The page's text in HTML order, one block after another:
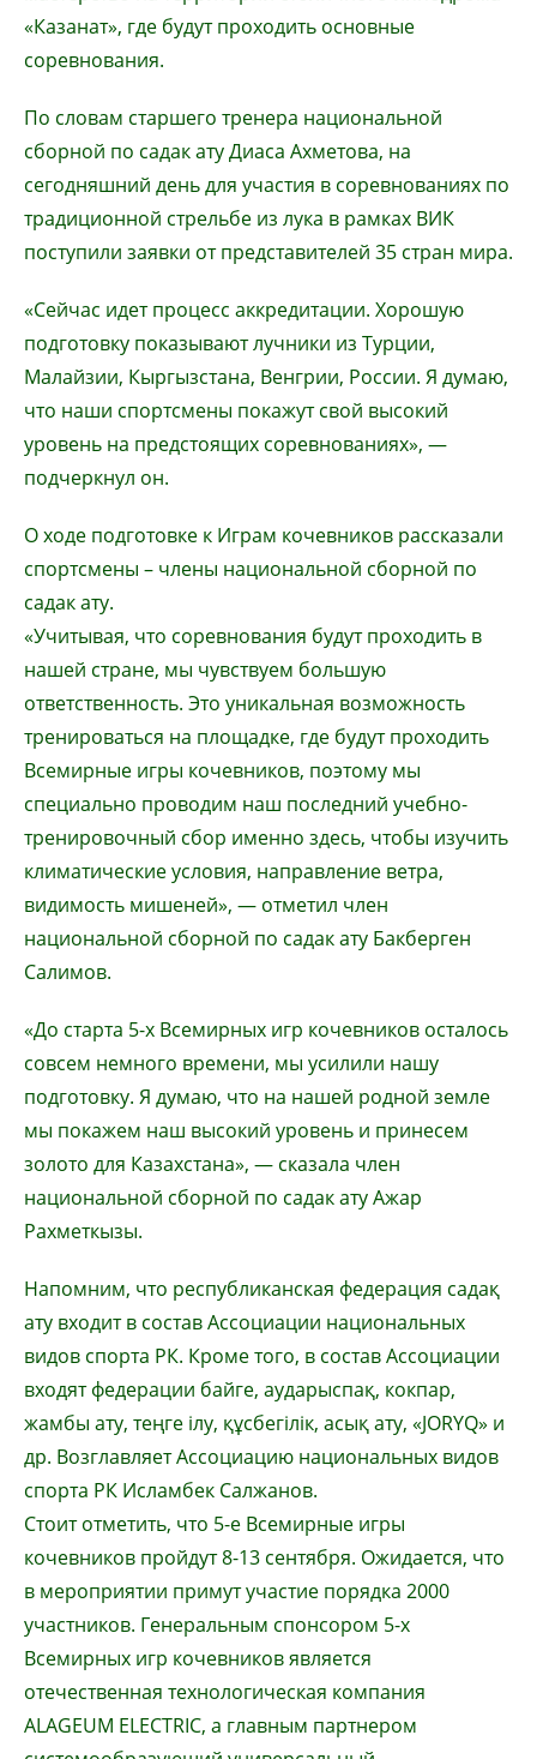
«Казанат», где будут проходить основные
соревнования.
По словам старшего тренера национальной
сборной по садак ату Диаса Ахметова, на
сегодняшний день для участия в соревнованиях по
традиционной стрельбе из лука в рамках ВИК
поступили заявки от представителей 35 стран мира.
«Сейчас идет процесс аккредитации. Хорошую
подготовку показывают лучники из Турции,
Малайзии, Кыргызстана, Венгрии, России. Я думаю,
что наши спортсмены покажут свой высокий
уровень на предстоящих соревнованиях», —
подчеркнул он.
О ходе подготовке к Играм кочевников рассказали
спортсмены – члены национальной сборной по
садак ату.
«Учитывая, что соревнования будут проходить в
нашей стране, мы чувствуем большую
ответственность. Это уникальная возможность
тренироваться на площадке, где будут проходить
Всемирные игры кочевников, поэтому мы
специально проводим наш последний учебно-
тренировочный сбор именно здесь, чтобы изучить
климатические условия, направление ветра,
видимость мишеней», — отметил член
национальной сборной по садак ату Бакберген
Салимов.
«До старта 5-х Всемирных игр кочевников осталось
совсем немного времени, мы усилили нашу
подготовку. Я думаю, что на нашей родной земле
мы покажем наш высокий уровень и принесем
золото для Казахстана», — сказала член
национальной сборной по садак ату Ажар
Рахметкызы.
Напомним, что республиканская федерация садақ
ату входит в состав Ассоциации национальных
видов спорта РК. Кроме того, в состав Ассоциации
входят федерации байге, аударыспақ, кокпар,
жамбы ату, теңге ілу, құсбегілік, асық ату, «JORYQ» и
др. Возглавляет Ассоциацию национальных видов
спорта РК Исламбек Салжанов.
Стоит отметить, что 5-е Всемирные игры
кочевников пройдут 8-13 сентября. Ожидается, что
в мероприятии примут участие порядка 2000
участников. Генеральным спонсором 5-х
Всемирных игр кочевников является
отечественная технологическая компания
ALAGEUM ELECTRIC, а главным партнером